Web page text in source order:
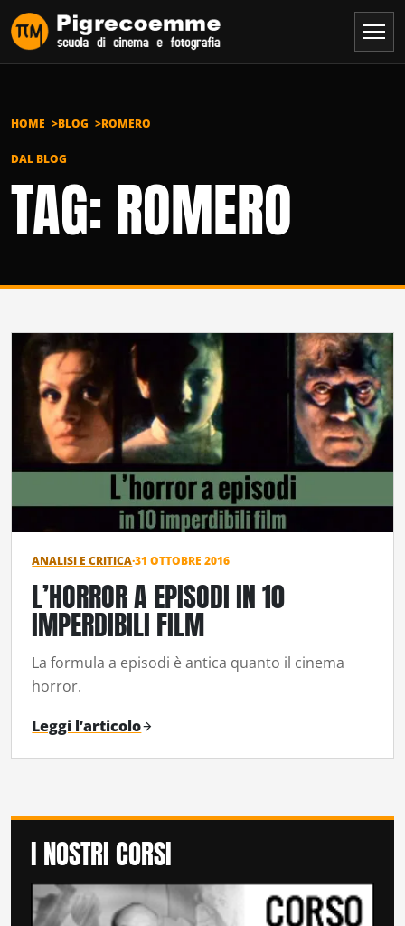
Vai al contenuto
HOME BLOG ROMERO
DAL BLOG
TAG: ROMERO
ANALISI E CRITICA·31 OTTOBRE 2016
L’HORROR A EPISODI IN 10
IMPERDIBILI FILM
La formula a episodi è antica quanto il cinema
horror.
Leggi l’articolo
I NOSTRI CORSI